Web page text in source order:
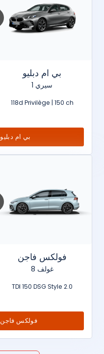
بي ام دبليو
سيري 1
118d Privilège | 150 ch
بي ام دبليو VS بي ام دبليو
فولكس فاجن
غولف 8
2.0 TDI 150 DSG Style
فولكس فاجن VS فولكس فاجن